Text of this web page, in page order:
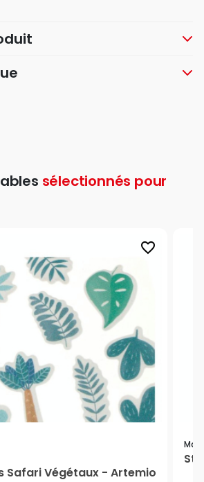
sélectionnés pour
favorite_border
Safari Végétaux - Artemio